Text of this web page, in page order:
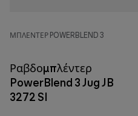
ΜΠΛΈΝΤΕΡ POWERBLEND 3
Ραβδομπλέντερ
PowerBlend 3 Jug JB
3272 SI